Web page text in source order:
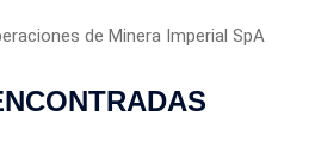
de Minera Imperial SpA